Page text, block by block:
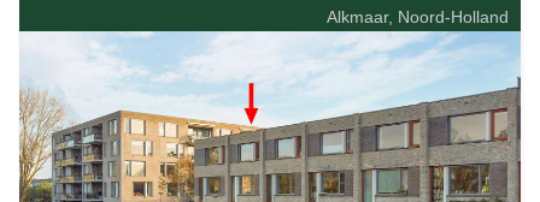
Alkmaar, Noord-Holland